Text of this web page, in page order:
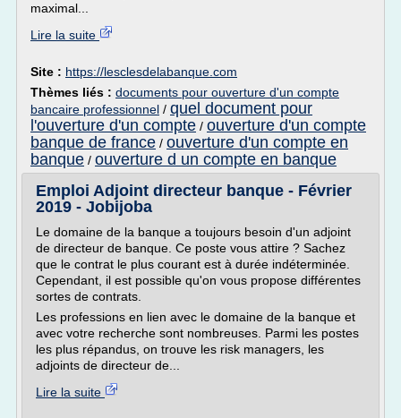
maximal...
Lire la suite
Site : https://lesclesdelabanque.com
Thèmes liés : documents pour ouverture d'un compte
bancaire professionnel / quel document pour
l'ouverture d'un compte / ouverture d'un compte
banque de france / ouverture d'un compte en
banque / ouverture d un compte en banque
Emploi Adjoint directeur banque - Février
2019 - Jobijoba
Le domaine de la banque a toujours besoin d'un adjoint
de directeur de banque. Ce poste vous attire ? Sachez
que le contrat le plus courant est à durée indéterminée.
Cependant, il est possible qu'on vous propose différentes
sortes de contrats.
Les professions en lien avec le domaine de la banque et
avec votre recherche sont nombreuses. Parmi les postes
les plus répandus, on trouve les risk managers, les
adjoints de directeur de...
Lire la suite